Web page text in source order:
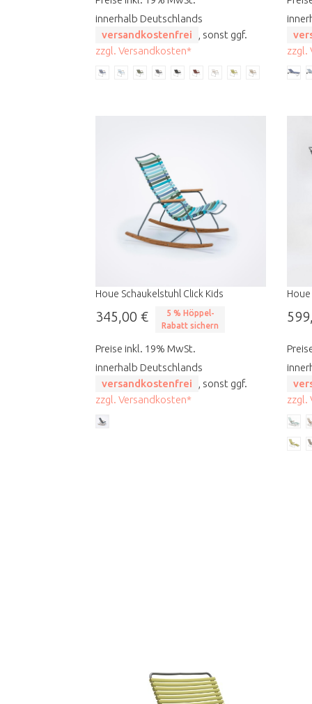
innerhalb Deutschlands
versandkostenfrei
, sonst ggf.
zzgl. Versandkosten*
zzgl.
Houe Schaukelstuhl Click Kids
345,00 €
5 % Höppel-
Rabatt sichern
Preise inkl. 19% MwSt.
innerhalb Deutschlands
versandkostenfrei
, sonst ggf.
zzgl. Versandkosten*
zzgl.